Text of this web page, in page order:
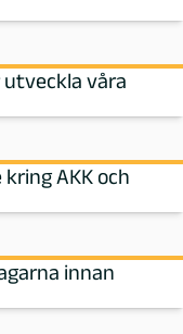
våra
AKK och
innan